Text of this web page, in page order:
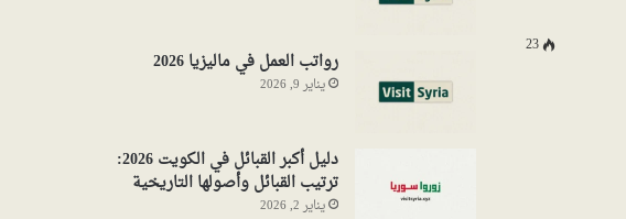
23
رواتب العمل في ماليزيا 2026
يناير 9, 2026
دليل أكبر القبائل في الكويت 2026:
ترتيب القبائل وأصولها التاريخية
يناير 2, 2026